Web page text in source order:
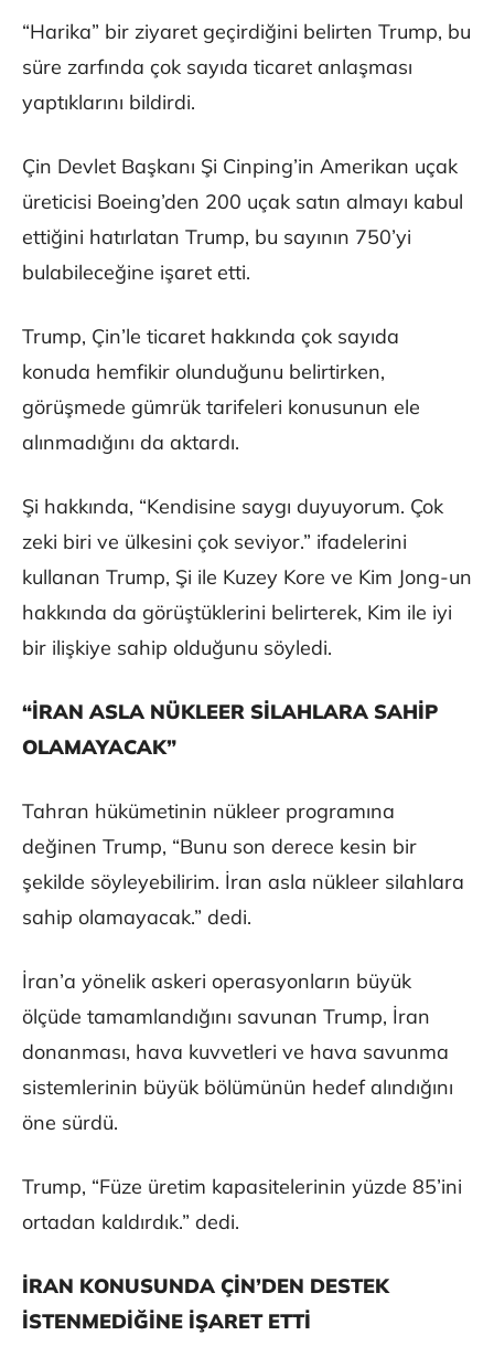
“Harika” bir ziyaret geçirdiğini belirten Trump, bu
süre zarfında çok sayıda ticaret anlaşması
yaptıklarını bildirdi.
Çin Devlet Başkanı Şi Cinping’in Amerikan uçak
üreticisi Boeing’den 200 uçak satın almayı kabul
ettiğini hatırlatan Trump, bu sayının 750’yi
bulabileceğine işaret etti.
Trump, Çin’le ticaret hakkında çok sayıda
konuda hemfikir olunduğunu belirtirken,
görüşmede gümrük tarifeleri konusunun ele
alınmadığını da aktardı.
Şi hakkında, “Kendisine saygı duyuyorum. Çok
zeki biri ve ülkesini çok seviyor.” ifadelerini
kullanan Trump, Şi ile Kuzey Kore ve Kim Jong-un
hakkında da görüştüklerini belirterek, Kim ile iyi
bir ilişkiye sahip olduğunu söyledi.
“İRAN ASLA NÜKLEER SİLAHLARA SAHİP
OLAMAYACAK”
Tahran hükümetinin nükleer programına
değinen Trump, “Bunu son derece kesin bir
şekilde söyleyebilirim. İran asla nükleer silahlara
sahip olamayacak.” dedi.
İran’a yönelik askeri operasyonların büyük
ölçüde tamamlandığını savunan Trump, İran
donanması, hava kuvvetleri ve hava savunma
sistemlerinin büyük bölümünün hedef alındığını
öne sürdü.
Trump, “Füze üretim kapasitelerinin yüzde 85’ini
ortadan kaldırdık.” dedi.
İRAN KONUSUNDA ÇİN’DEN DESTEK
İSTENMEDİĞİNE İŞARET ETTİ